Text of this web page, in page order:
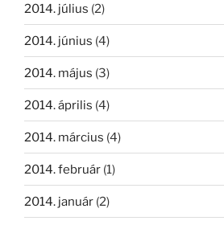
2014. július (2)
2014. június (4)
2014. május (3)
2014. április (4)
2014. március (4)
2014. február (1)
2014. január (2)